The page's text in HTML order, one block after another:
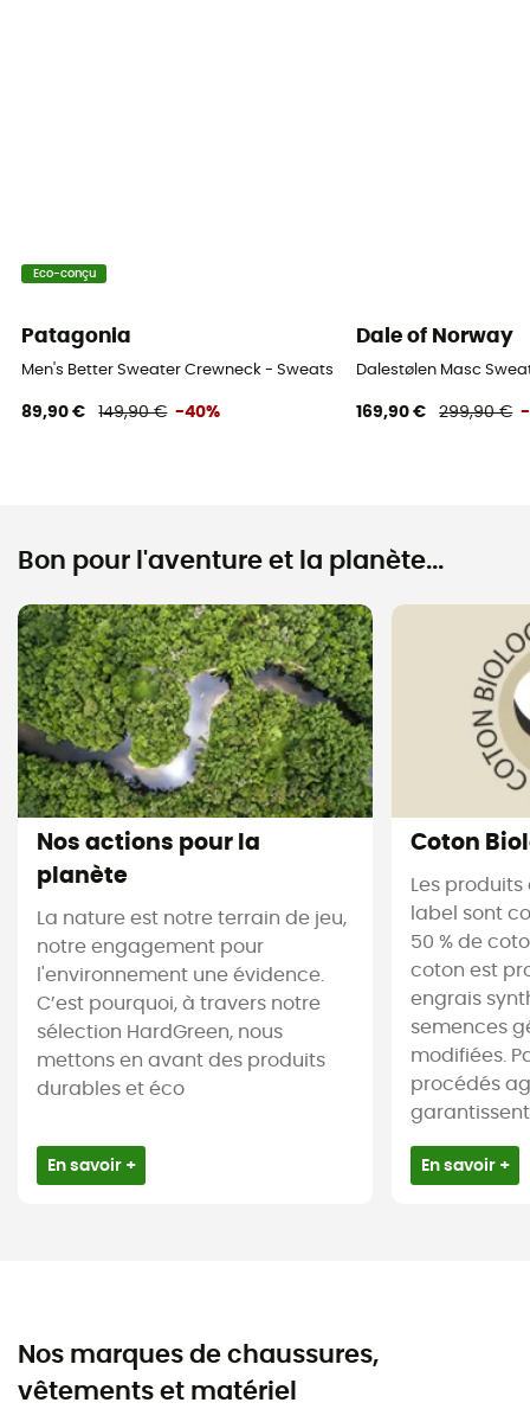
Eco-conçu
Patagonia
Men's Better Sweater Crewneck - Sweatshirt homme
89,90 € 149,90 € -40%
Dale of Norway
Dalestølen Masc
169,90 € 299,90 € -
Bon pour l'aventure et la planète...
Nos actions pour la
planète
La nature est notre terrain de jeu,
notre engagement pour
l'environnement une évidence.
C’est pourquoi, à travers notre
sélection HardGreen, nous
mettons en avant des produits
durables et éco
En savoir +
Coton
Les
label sont
50 % de
coton est
engrais
semences
modifiées.
procédés
garantissent
En savoir +
Nos marques de chaussures,
vêtements et matériel